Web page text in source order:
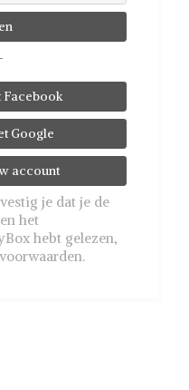
Google
account
je dat je de
en het
hebt gelezen,